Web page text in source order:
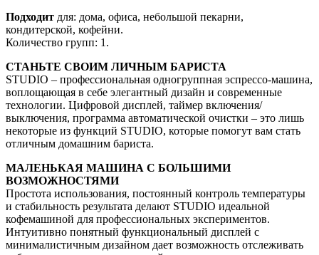
Подходит для: дома, офиса, небольшой пекарни,
кондитерской, кофейни.
Количество групп: 1.
СТАНЬТЕ СВОИМ ЛИЧНЫМ БАРИСТА
STUDIO – профессиональная одногруппная эспрессо-машина,
воплощающая в себе элегантный дизайн и современные
технологии. Цифровой дисплей, таймер включения/
выключения, программа автоматической очистки – это лишь
некоторые из функций STUDIO, которые помогут вам стать
отличным домашним бариста.
МАЛЕНЬКАЯ МАШИНА С БОЛЬШИМИ
ВОЗМОЖНОСТЯМИ
Простота использования, постоянный контроль температуры
и стабильность результата делают STUDIO идеальной
кофемашиной для профессиональных экспериментов.
Интуитивно понятный функциональный дисплей с
минималистичным дизайном дает возможность отслеживать